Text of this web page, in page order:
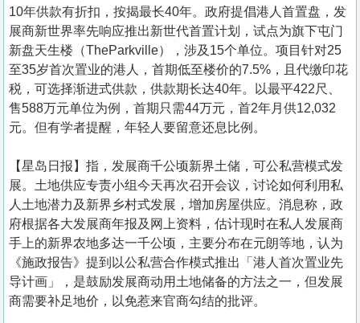
10年供款有折扣，按揭最长40年。政府提倡港人首置盘，发
展商新世界率先响应推出新世代首置计划，试点为旗下屯门
新盘天生楼（TheParkville），涉及15个单位。项目针对25
至35岁首次置业的港人，首期低至楼价的7.5%，且代缴印花
税，可选择渐进式供款，供款期长达40年。以最平422尺、
售588万元单位为例，首期只需44万元，首2年月供12,032
元。但有学者提醒，年轻人要留意还息比例。
【星岛日报】指，发展商千公顷新界土储，可公私营模式发
展。土地供应专责小组今天再次召开会议，讨论如何利用私
人土地潜力及新界乡村式发展，增加房屋供应。消息称，政
府根据各大发展商年报及网上资料，估计现时在私人发展商
手上的新界农地多达一千公顷，主要分布在元朗等地，认为
《施政报告》提到以公私营合作模式推出「港人首次置业先
导计画」，是鼓励发展商动用土地储备的方法之一，但发展
商需要补足地价，以免惹来官商勾结的批评。